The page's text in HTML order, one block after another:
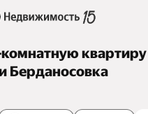
комнатную
Берданосовка